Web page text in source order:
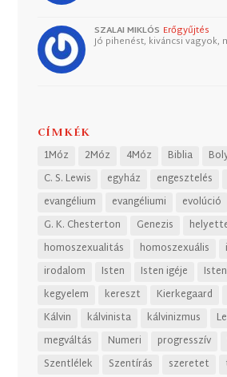
SZALAI MIKLÓS Erőgyűjtés
Jó pihenést, kiváncsi vagyok,
CÍMKÉK
1Móz 2Móz 4Móz Biblia
C. S. Lewis
egyház engesztelés
evangélium
evangéliumi evolúció
G. K. Chesterton
Genezis
homoszexualitás
homoszexuális
irodalom
Isten Isten igéje
kegyelem
kereszt Kierkegaard
Kálvin
kálvinista kálvinizmus
megváltás
Numeri progresszív
Szentlélek
Szentírás szeretet